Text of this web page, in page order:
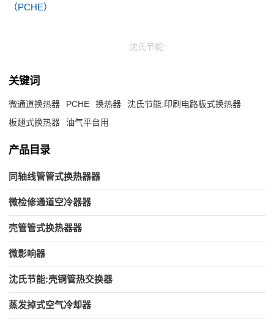
（PCHE）
沈氏节能:
关键词
微通道换热器 PCHE 换热器
沈氏节能:印刷电路板式换热器
板翅式换热器
油气平台用
产品目录
同轴线管管式换热器器
微检修通道空冷器器
壳管管式换热器器
微影响器
沈氏节能:壳铜管热交换器
蒸发掉式空气冷却器